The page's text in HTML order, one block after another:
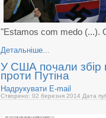
"Estamos com medo (...).
Детальніше...
У США почали збір
проти Путіна
Надрукувати E-mail
Створено: 02 березня 2014 Дата